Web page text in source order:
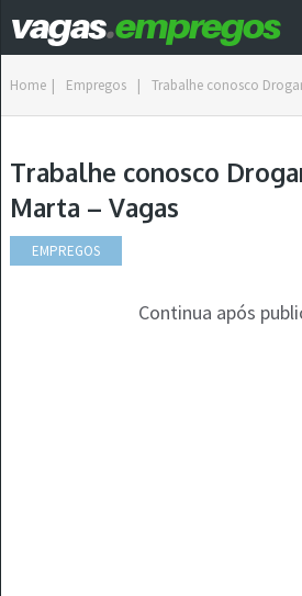
Home | Empregos | Trabalhe conosco
Trabalhe conosco
Marta – Vagas
EMPREGOS
Continua após